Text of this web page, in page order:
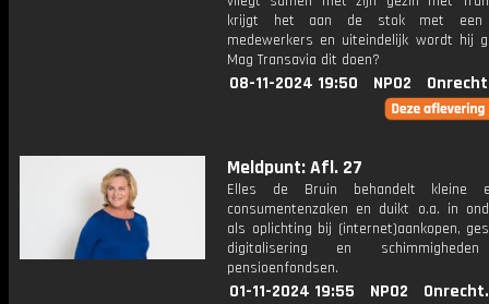
krijgt het aan de stok met
medewerkers en uiteindelijk wordt hij
Mag Transavia dit doen?
08-11-2024 19:50 NPO2
Meldpunt: Afl. 27
Elles de Bruin behandelt kleine
consumentenzaken en duikt o.a. in
als oplichting bij (internet)aankopen,
digitalisering en
pensioenfondsen.
01-11-2024 19:55 NPO2